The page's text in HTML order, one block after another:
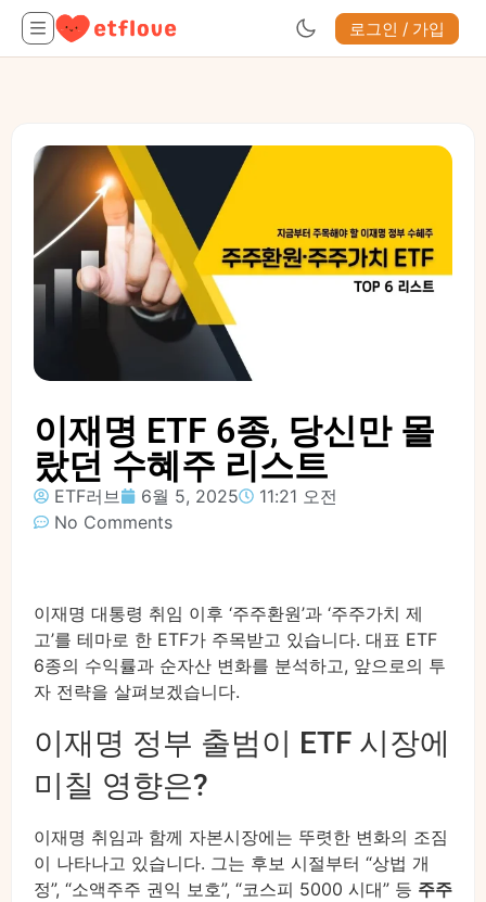
로그인 / 가입
이재명 ETF 6종, 당신만 몰
랐던 수혜주 리스트
ETF러브 6월 5, 2025
11:21 오전
No Comments
이재명 대통령 취임 이후 ‘주주환원’과 ‘주주가치 제
고’를 테마로 한 ETF가 주목받고 있습니다. 대표 ETF
6종의 수익률과 순자산 변화를 분석하고, 앞으로의 투
자 전략을 살펴보겠습니다.
이재명 정부 출범이 ETF 시장에
미칠 영향은?
이재명 취임과 함께 자본시장에는 뚜렷한 변화의 조짐
이 나타나고 있습니다. 그는 후보 시절부터 “상법 개
정”, “소액주주 권익 보호”, “코스피 5000 시대” 등 주주